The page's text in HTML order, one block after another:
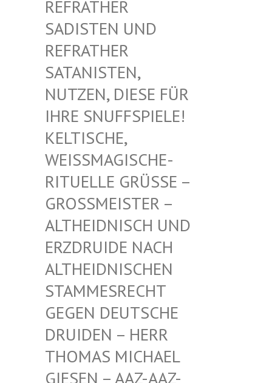
FRATHER SA
DISTEN UND RE
FRATHER SA
TANISTEN, NU
TZEN, DIESE FÜR IH
RE SNUFFSPIELE! KE
LTISCHE, WE
ISSMAGISCHE- RIT
UELLE GRÜSSE – GROSS
MEISTER – ALTHE
IDNISCH UND ERZDR
UIDE NACH ALTHE
IDNISCHEN STAMM
ESRECHT GEGEN
DEUTSCHE DRUID
EN – HERR THOMA
S MICHAEL GIESE
N – AAZ-AAZ-AWZ-S